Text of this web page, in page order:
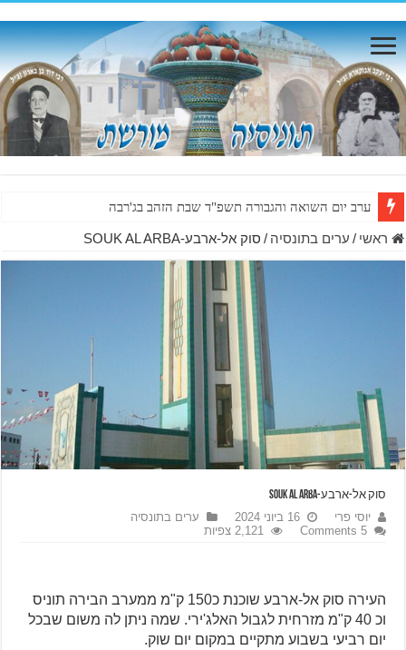
ערב יום השואה והגבורה תשפ"ד שבת הזהב בג'רבה
ראשי / ערים בתונסיה / סוק אל-ארבע-SOUK AL ARBA
סוק אל-ארבע-SOUK AL ARBA
יוסי פרי 16 ביוני 2024
ערים בתונסיה
5 Comments
2,121 צפיות
העירה סוק אל-ארבע שוכנת כ150 ק"מ ממערב הבירה תוניס
וכ 40 ק"מ מזרחית לגבול האלג'ירי. שמה ניתן לה משום שבכל
יום רביעי בשבוע מתקיים במקום יום שוק.